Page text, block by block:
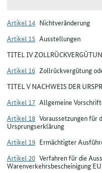
Artikel 14 Nichtveränderung
Artikel 15 Ausstellungen
TITEL IV
Artikel 16 Zollrückvergütung
TITEL V NACHWEIS DER
Artikel 17 Allgemeine
Artikel 18 Voraussetzungen für
Ursprungserklärung
Artikel 19 Ermächtigter
Artikel 20 Verfahren für die
Warenverkehrsbescheinigung